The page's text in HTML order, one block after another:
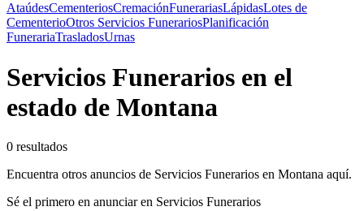
AtaúdesCementeriosCremaciónFunerariasLápidasLotes de
CementerioOtros Servicios FunerariosPlanificación
FunerariaTrasladosUrnas
Servicios Funerarios en el
estado de Montana
0 resultados
Encuentra otros anuncios de Servicios Funerarios en Montana aquí.
Sé el primero en anunciar en Servicios Funerarios